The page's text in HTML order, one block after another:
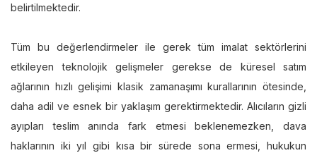
belirtilmektedir.
Tüm bu değerlendirmeler ile gerek tüm imalat sektörlerini
etkileyen teknolojik gelişmeler gerekse de küresel satım
ağlarının hızlı gelişimi klasik zamanaşımı kurallarının ötesinde,
daha adil ve esnek bir yaklaşım gerektirmektedir. Alıcıların gizli
ayıpları teslim anında fark etmesi beklenemezken, dava
haklarının iki yıl gibi kısa bir sürede sona ermesi, hukukun